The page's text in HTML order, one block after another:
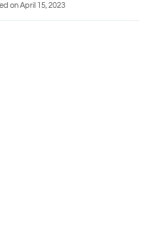
onApril 15, 2023